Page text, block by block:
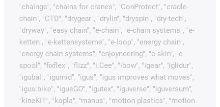
"chainge", "chains for cranes", "ConProtect", "cradle-
chain", "CTD", "drygear", "drylin", "dryspin", "dry-tech",
"dryway", "easy chain", "e-chain", "e-chain systems", "e-
ketten", "e-kettensysteme", "e-loop", "energy chain",
"energy chain systems", "enjoyneering", "e-skin", "e-
spool", "fixflex", "flizz", "i.Cee", "ibow", "igear", "iglidur",
"igubal", "igumid", "igus", "igus improves what moves",
"igus:bike", "igusGO", "igutex", "iguverse", "iguversum",
"kineKIT", "kopla", "manus", "motion plastics", "motion